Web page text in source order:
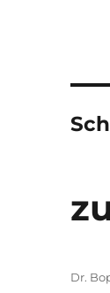
Autor
Dr.